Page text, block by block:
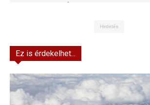
Kft.
Hirdetés
Ez is érdekelhet...